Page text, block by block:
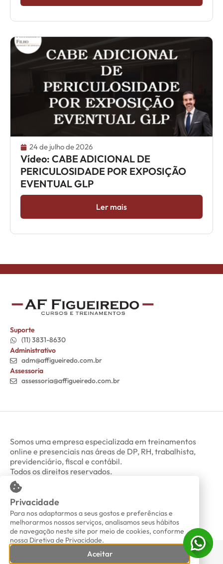
24 de julho de 2026
Vídeo: CABE ADICIONAL DE
PERICULOSIDADE POR EXPOSIÇÃO
EVENTUAL GLP
Ler mais
Suporte
(11) 3831-8630
Administrativo
adm@affigueiredo.com.br
Assessoria
assessoria@affigueiredo.com.br
Somos uma empresa especializada em treinamentos
online e presenciais nas áreas de DP, RH, trabalhista,
previdenciário, fiscal e contábil.
Todos os direitos reservados.
Minha Conta Política de Privacidade
Privacidade
Para nos adaptarmos a seus gostos e preferências e
melhorarmos nossos serviços, analisamos seus hábitos
de navegação neste site por meio de cookies, conforme
nossa Diretiva de Privacidade.
Aceitar